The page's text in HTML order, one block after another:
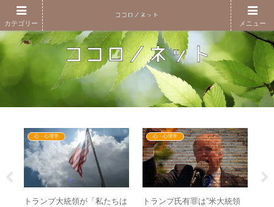
心・心理学
トランプ大統領が「私たちは
心・心理学
トランプ氏有罪は”米大統領
カテゴリー メニュー